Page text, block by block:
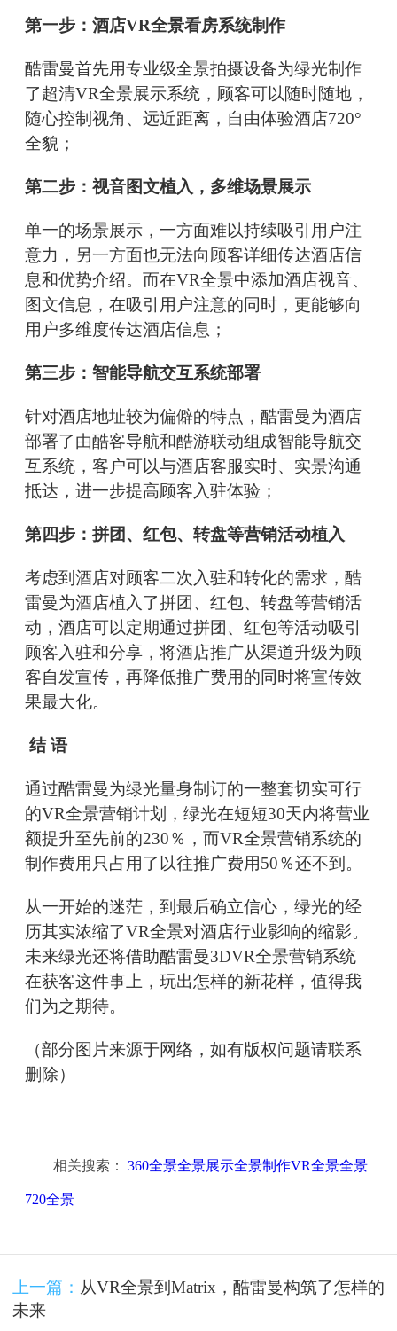
第一步：酒店VR全景看房系统制作
酷雷曼首先用专业级全景拍摄设备为绿光制作
了超清VR全景展示系统，顾客可以随时随地，
随心控制视角、远近距离，自由体验酒店720°
全貌；
第二步：视音图文植入，多维场景展示
单一的场景展示，一方面难以持续吸引用户注
意力，另一方面也无法向顾客详细传达酒店信
息和优势介绍。而在VR全景中添加酒店视音、
图文信息，在吸引用户注意的同时，更能够向
用户多维度传达酒店信息；
第三步：智能导航交互系统部署
针对酒店地址较为偏僻的特点，酷雷曼为酒店
部署了由酷客导航和酷游联动组成智能导航交
互系统，客户可以与酒店客服实时、实景沟通
抵达，进一步提高顾客入驻体验；
第四步：拼团、红包、转盘等营销活动植入
考虑到酒店对顾客二次入驻和转化的需求，酷
雷曼为酒店植入了拼团、红包、转盘等营销活
动，酒店可以定期通过拼团、红包等活动吸引
顾客入驻和分享，将酒店推广从渠道升级为顾
客自发宣传，再降低推广费用的同时将宣传效
果最大化。
结 语
通过酷雷曼为绿光量身制订的一整套切实可行
的VR全景营销计划，绿光在短短30天内将营业
额提升至先前的230％，而VR全景营销系统的
制作费用只占用了以往推广费用50％还不到。
从一开始的迷茫，到最后确立信心，绿光的经
历其实浓缩了VR全景对酒店行业影响的缩影。
未来绿光还将借助酷雷曼3DVR全景营销系统
在获客这件事上，玩出怎样的新花样，值得我
们为之期待。
（部分图片来源于网络，如有版权问题请联系
删除）
相关搜索： 360全景全景展示全景制作VR全景全景
720全景
上一篇： 从VR全景到Matrix，酷雷曼构筑了怎样的
未来